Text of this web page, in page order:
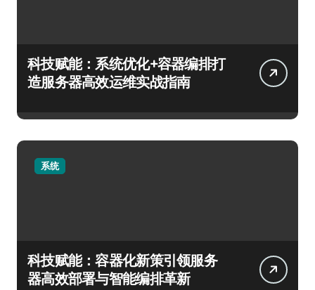
科技赋能：系统优化+容器编排打
造服务器高效运维实战指南
系统
科技赋能：容器化新策引领服务
器高效部署与智能编排革新